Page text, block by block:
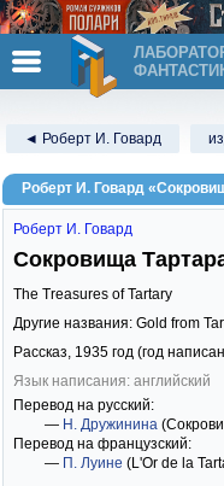
◄ Роберт И. Говард
Роберт И. Говард
Роберт И. Говард
Сокровища
The Treasures of Tartary
Другие названия: Gold from
Рассказ, 1935 год (год
Язык написания: английский
Перевод на русский:
— Н. Дружинина
Перевод на французский:
— П. Луине (L'Or de la